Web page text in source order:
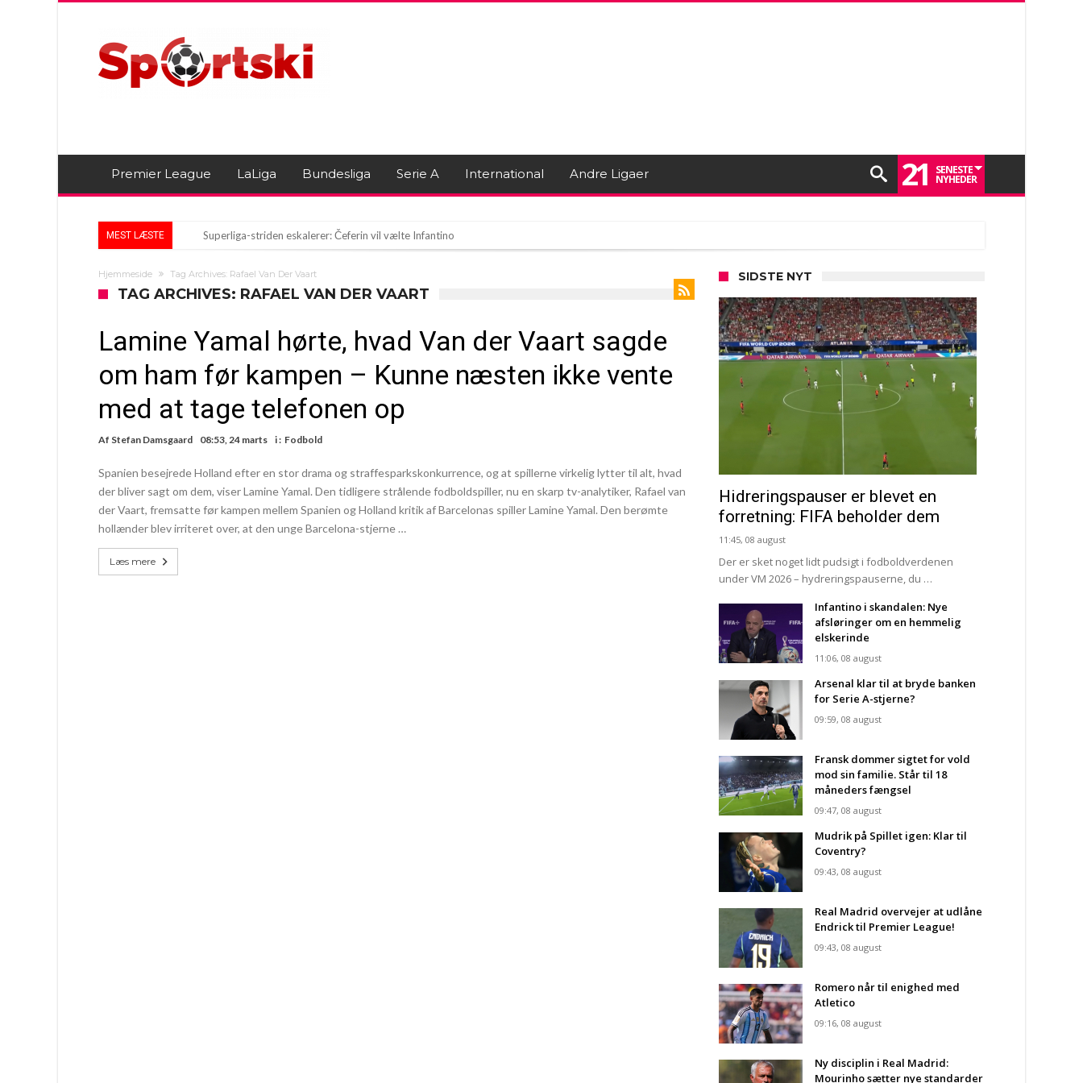
Premier League LaLiga Bundesliga Serie A International Andre Ligaer 21 SENESTE
NYHEDER
MEST LÆSTE Superliga-striden eskalerer: Čeferin vil vælte Infantino
Præciseringer hos agenter skaber ravage i Real Madrids transferplaner
Hjemmeside Tag Archives: Rafael Van Der Vaart
TAG ARCHIVES: RAFAEL VAN DER VAART
Lamine Yamal hørte, hvad Van der Vaart sagde
om ham før kampen – Kunne næsten ikke vente
med at tage telefonen op
Af Stefan Damsgaard 08:53, 24 marts i : Fodbold
Spanien besejrede Holland efter en stor drama og straffesparkskonkurrence, og at spillerne virkelig lytter til alt, hvad
der bliver sagt om dem, viser Lamine Yamal. Den tidligere strålende fodboldspiller, nu en skarp tv-analytiker, Rafael van
der Vaart, fremsatte før kampen mellem Spanien og Holland kritik af Barcelonas spiller Lamine Yamal. Den berømte
hollænder blev irriteret over, at den unge Barcelona-stjerne …
Læs mere
SIDSTE NYT
Hidreringspauser er blevet en
forretning: FIFA beholder dem
11:45, 08 august
Der er sket noget lidt pudsigt i fodboldverdenen
under VM 2026 – hydreringspauserne, du …
Infantino i skandalen: Nye
afsløringer om en hemmelig
elskerinde
11:06, 08 august
Arsenal klar til at bryde banken
for Serie A-stjerne?
09:59, 08 august
Fransk dommer sigtet for vold
mod sin familie. Står til 18
måneders fængsel
09:47, 08 august
Mudrik på Spillet igen: Klar til
Coventry?
09:43, 08 august
Real Madrid overvejer at udlåne
Endrick til Premier League!
09:43, 08 august
Romero når til enighed med
Atletico
09:16, 08 august
Ny disciplin i Real Madrid:
Mourinho sætter nye standarder